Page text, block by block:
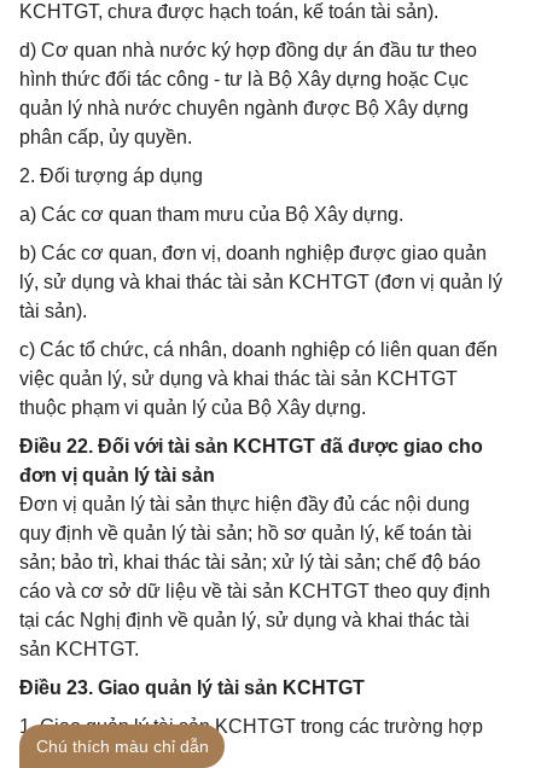
KCHTGT, chưa được hạch toán, kế toán tài sản).
d) Cơ quan nhà nước ký hợp đồng dự án đầu tư theo
hình thức đối tác công - tư là Bộ Xây dựng hoặc Cục
quản lý nhà nước chuyên ngành được Bộ Xây dựng
phân cấp, ủy quyền.
2. Đối tượng áp dụng
a) Các cơ quan tham mưu của Bộ Xây dựng.
b) Các cơ quan, đơn vị, doanh nghiệp được giao quản
lý, sử dụng và khai thác tài sản KCHTGT (đơn vị quản lý
tài sản).
c) Các tổ chức, cá nhân, doanh nghiệp có liên quan đến
việc quản lý, sử dụng và khai thác tài sản KCHTGT
thuộc phạm vi quản lý của Bộ Xây dựng.
Điều 22. Đối với tài sản KCHTGT đã được giao cho
đơn vị quản lý tài sản
Đơn vị quản lý tài sản thực hiện đầy đủ các nội dung
quy định về quản lý tài sản; hồ sơ quản lý, kế toán tài
sản; bảo trì, khai thác tài sản; xử lý tài sản; chế độ báo
cáo và cơ sở dữ liệu về tài sản KCHTGT theo quy định
tại các Nghị định về quản lý, sử dụng và khai thác tài
sản KCHTGT.
Điều 23. Giao quản lý tài sản KCHTGT
1. Giao quản lý tài sản KCHTGT trong các trường hợp
sau
Chú thích màu chỉ dẫn